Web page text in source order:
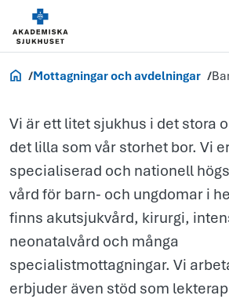
Akademiska.se
Mottagningar och avdelningar
Vi är ett litet sjukhus i det stora
det lilla som vår storhet bor. Vi
specialiserad och nationell
vård för barn- och ungdomar i
finns akutsjukvård, kirurgi,
neonatalvård och många
specialistmottagningar. Vi
erbjuder även stöd som